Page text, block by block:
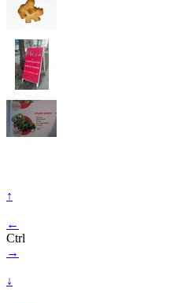
↑
←
Ctrl
→
↓